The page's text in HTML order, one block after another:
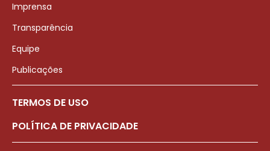
Imprensa
Transparência
Equipe
Publicações
TERMOS DE USO
POLÍTICA DE PRIVACIDADE